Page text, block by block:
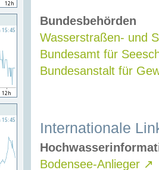
Bundesbehörden
Wasserstraßen- und
Bundesamt für
Bundesanstalt für
Internationale
Bodensee-Anlieger ↗